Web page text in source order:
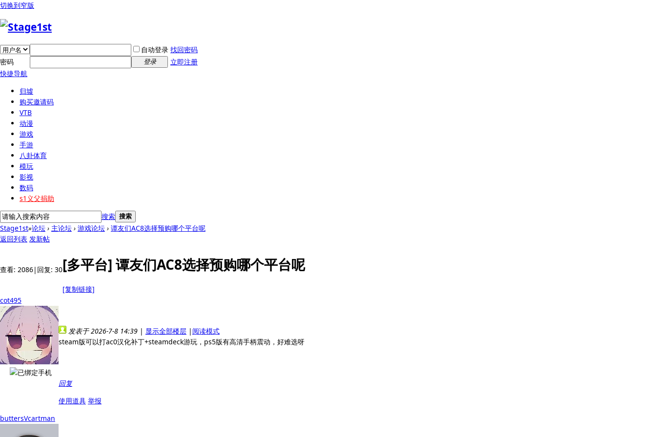
切换到窄版
自动登录 找回密码
密码
登录
立即注册
快捷导航
归墟
购买邀请码
VTB
动漫
游戏
手游
八卦体育
模玩
影视
数码
s1义父捐助
搜索 搜索
Stage1st»论坛 › 主论坛 › 游戏论坛 › 谭友们AC8选择预购哪个平台呢
返回列表 发新帖
查看: 2086| 回复: 30[多平台] 谭友们AC8选择预购哪个平台呢
[复制链接]
cot495
发表于 2026-7-8 14:39 | 显示全部楼层 | 阅读模式
steam版可以打ac0汉化补丁+steamdeck游玩，ps5版有高清手柄震动，好难选呀
回复
使用道具 举报
buttersVcartman